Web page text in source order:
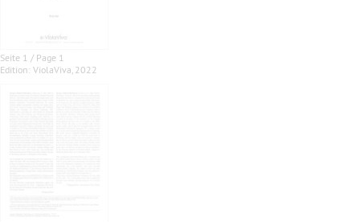
Seite 1 / Page 1
Edition: ViolaViva, 2022